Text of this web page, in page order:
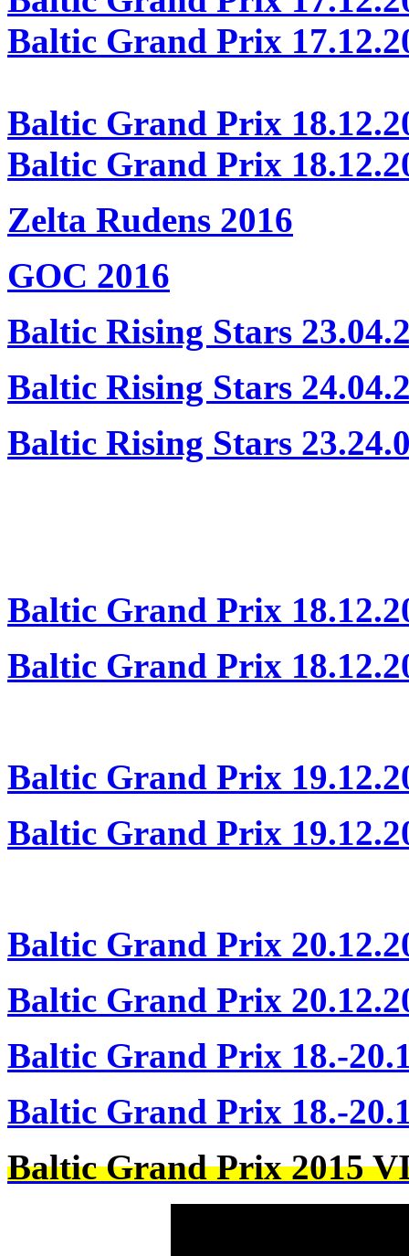
Baltic Grand Prix
Baltic Grand Prix
Baltic Grand Prix
Zelta Rudens 2016
GOC 2016
Baltic Rising Stars
Baltic Rising Stars
Baltic Rising Stars
Baltic Grand Prix
Baltic Grand Prix
Baltic Grand Prix
Baltic Grand Prix
Baltic Grand Prix
Baltic Grand Prix
Baltic Grand Prix 18.-
Baltic Grand Prix 18.-
Baltic Grand Prix 2015